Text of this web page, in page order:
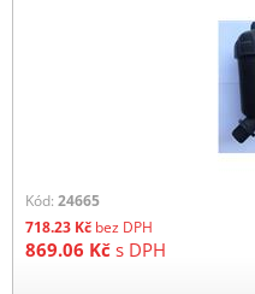
Kód: 24665
718.23 Kč bez DPH
869.06 Kč s DPH